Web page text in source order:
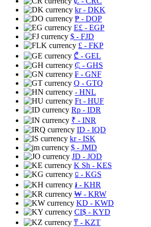
kr- DKK
₱ - DOP
E£ - EGP
$ - FJD
£ - FKP
₾ - GEL
₵ - GHS
₣ - GNF
Q - GTQ
- HNL
Ft - HUF
Rp - IDR
₹ - INR
ID - IQD
kr- ISK
$ - JMD
JD - JOD
K Sh - KES
⃀ - KGS
៛ - KHR
₩ - KRW
KD - KWD
CI$ - KYD
₸ - KZT